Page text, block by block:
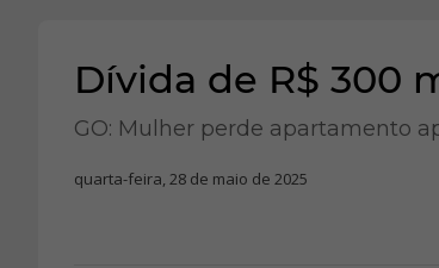
Dívida de R$ 300
GO: Mulher perde apartamento
quarta-feira, 28 de maio de 2025